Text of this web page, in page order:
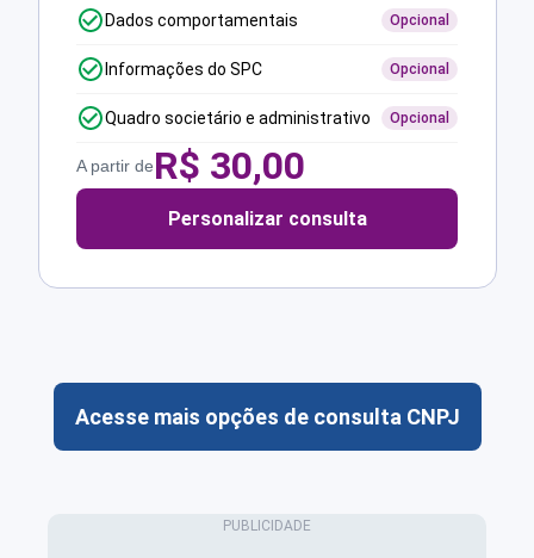
Dados comportamentais Opcional
Informações do SPC Opcional
Quadro societário e administrativo Opcional
A partir deR$ 30,00
Personalizar consulta
Acesse mais opções de consulta CNPJ